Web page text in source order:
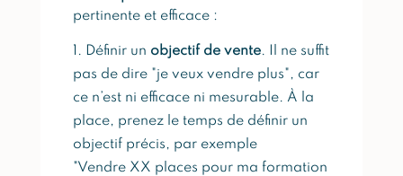
pertinente et efficace :
Définir un objectif de vente. Il ne suffit
pas de dire "je veux vendre plus", car
ce n’est ni efficace ni mesurable. À la
place, prenez le temps de définir un
objectif précis, par exemple
"Vendre XX places pour ma formation